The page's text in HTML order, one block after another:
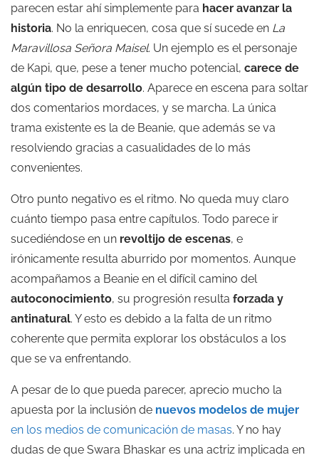
parecen estar ahí simplemente para hacer avanzar la
historia. No la enriquecen, cosa que sí sucede en La
Maravillosa Señora Maisel. Un ejemplo es el personaje
de Kapi, que, pese a tener mucho potencial, carece de
algún tipo de desarrollo. Aparece en escena para soltar
dos comentarios mordaces, y se marcha. La única
trama existente es la de Beanie, que además se va
resolviendo gracias a casualidades de lo más
convenientes.
Otro punto negativo es el ritmo. No queda muy claro
cuánto tiempo pasa entre capítulos. Todo parece ir
sucediéndose en un revoltijo de escenas, e
irónicamente resulta aburrido por momentos. Aunque
acompañamos a Beanie en el difícil camino del
autoconocimiento, su progresión resulta forzada y
antinatural. Y esto es debido a la falta de un ritmo
coherente que permita explorar los obstáculos a los
que se va enfrentando.
A pesar de lo que pueda parecer, aprecio mucho la
apuesta por la inclusión de nuevos modelos de mujer
en los medios de comunicación de masas. Y no hay
dudas de que Swara Bhaskar es una actriz implicada en